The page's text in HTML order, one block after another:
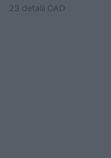
23 detalii CAD